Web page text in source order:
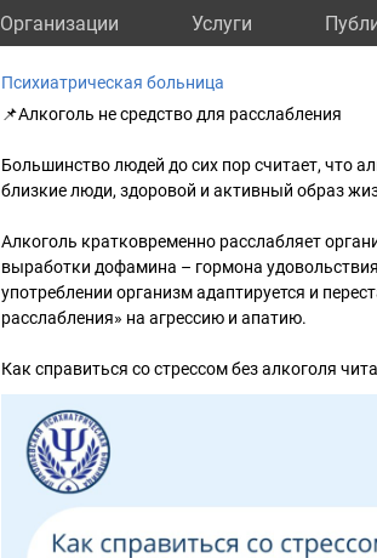
Организации Услуги
Психиатрическая больница
📌Алкоголь не средство для расслабления
Большинство людей до сих пор считает, что
близкие люди, здоровой и активный образ
Алкоголь кратковременно расслабляет
выработки дофамина – гормона
употреблении организм адаптируется и
расслабления» на агрессию и апатию.
Как справиться со стрессом без алкоголя